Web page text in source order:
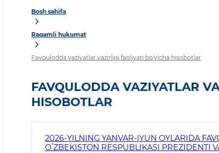
Bosh sahifa
Raqamli hukumat
Favqulodda vaziyatlar vazirligi faoliyati bo'yicha hisobotlar
FAVQULODDA VAZIYATLAR
HISOBOTLAR
2026-YILNING YANVAR-IYUN OYLARIDA
OʻZBEKISTON RESPUBLIKASI PREZIDENTI